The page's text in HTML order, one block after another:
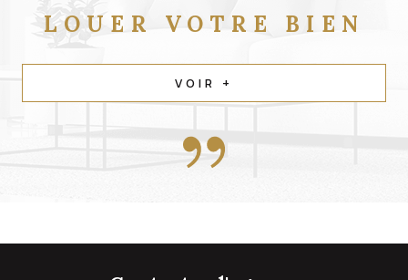
LOUER VOTRE BIEN
VOIR +